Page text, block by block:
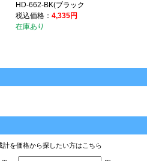
HD-662-BK(ブラック
税込価格： 4,335円
在庫あり
を価格から探したい方はこちら